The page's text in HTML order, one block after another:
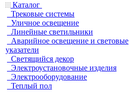
Каталог
Трековые системы
Уличное освещение
Линейные светильники
Аварийное освещение и световые
указатели
Светящийся декор
Электроустановочные изделия
Электрооборудование
Теплый пол